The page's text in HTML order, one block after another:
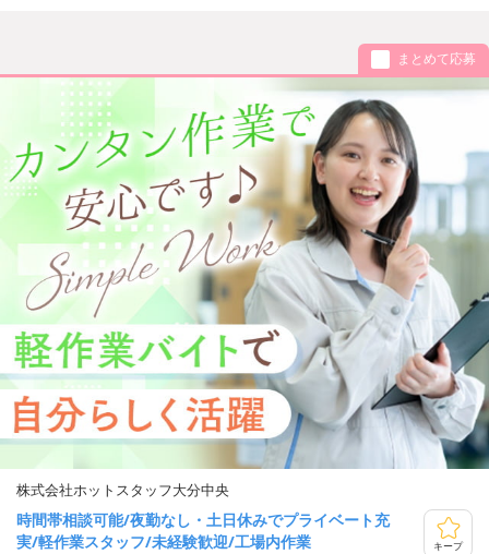
まとめて応募
株式会社ホットスタッフ大分中央
時間帯相談可能/夜勤なし・土日休みでプライベート充
実/軽作業スタッフ/未経験歓迎/工場内作業
キープ